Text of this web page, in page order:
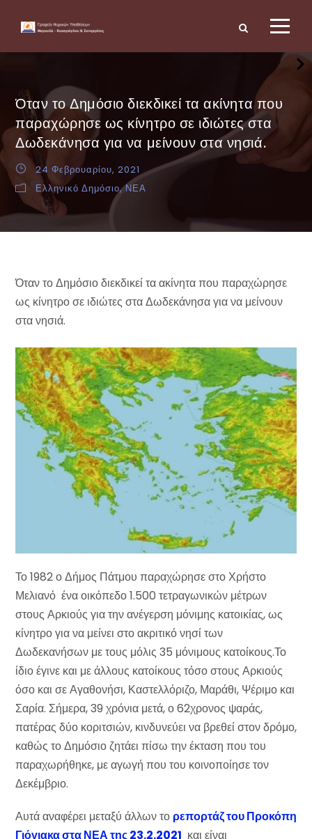
Όταν το Δημόσιο διεκδικεί τα ακίνητα που
παραχώρησε ως κίνητρο σε ιδιώτες στα
Δωδεκάνησα για να μείνουν στα νησιά.
24 Φεβρουαρίου, 2021
Ελληνικό Δημόσιο, ΝΕΑ
Όταν το Δημόσιο διεκδικεί τα ακίνητα που παραχώρησε
ως κίνητρο σε ιδιώτες στα Δωδεκάνησα για να μείνουν
στα νησιά.
Το 1982 ο Δήμος Πάτμου παραχώρησε στο Χρήστο
Μελιανό ένα οικόπεδο 1.500 τετραγωνικών μέτρων
στους Αρκιούς για την ανέγερση μόνιμης κατοικίας, ως
κίνητρο για να μείνει στο ακριτικό νησί των
Δωδεκανήσων με τους μόλις 35 μόνιμους κατοίκους.Το
ίδιο έγινε και με άλλους κατοίκους τόσο στους Αρκιούς
όσο και σε Αγαθονήσι, Καστελλόριζο, Μαράθι, Ψέριμο και
Σαρία. Σήμερα, 39 χρόνια μετά, ο 62χρονος ψαράς,
πατέρας δύο κοριτσιών, κινδυνεύει να βρεθεί στον δρόμο,
καθώς το Δημόσιο ζητάει πίσω την έκταση που του
παραχωρήθηκε, με αγωγή που του κοινοποίησε τον
Δεκέμβριο.
Αυτά αναφέρει μεταξύ άλλων το ρεπορτάζ του Προκόπη
Γιόγιακα στα ΝΕΑ της 23.2.2021 και είναι